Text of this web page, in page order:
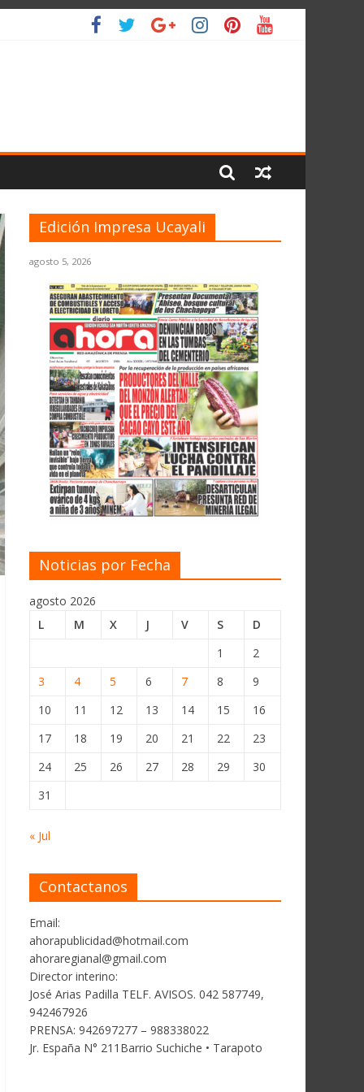
Edición Impresa Ucayali
agosto 5, 2026
Noticias por Fecha
agosto 2026
L
M X J V S
D
1
2
3
4 5 6 7 8
9
10
11 12 13 14 15
16
17
18 19 20 21 22
23
24
25 26 27 28 29
30
31
« Jul
Contactanos
Email:
ahorapublicidad@hotmail.com
ahoraregianal@gmail.com
Director interino:
José Arias Padilla TELF. AVISOS. 042 587749,
942467926
PRENSA: 942697277 – 988338022
Jr. España N° 211Barrio Suchiche • Tarapoto